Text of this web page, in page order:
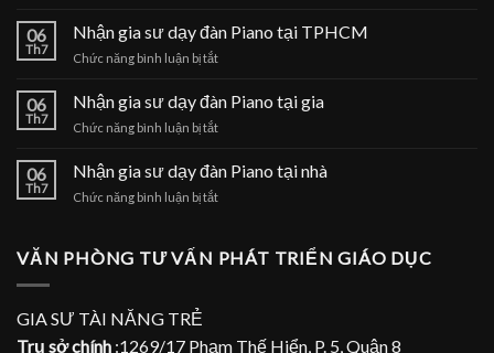
đàn
tại
06
Th7
Nhận gia sư dạy đàn Piano tại TPHCM
Chức năng bình luận bị tắtở
gia
dạy
Piano
06
Th7
Nhận gia sư dạy đàn Piano tại gia
Chức năng bình luận bị tắtở
gia
dạy
tại
06
Th7
Nhận gia sư dạy đàn Piano tại nhà
Chức năng bình luận bị tắtở
sư
nhà
VĂN PHÒNG TƯ VẤN PHÁT TRIỂN GIÁO DỤC
GIA SƯ TÀI NĂNG TRẺ
Trụ sở chính :1269/17 Phạm Thế Hiển, P. 5, Quận 8